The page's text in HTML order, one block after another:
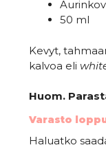
50 ml
Kevyt,
kalvoa eli
Huom.
Varasto
Haluatko